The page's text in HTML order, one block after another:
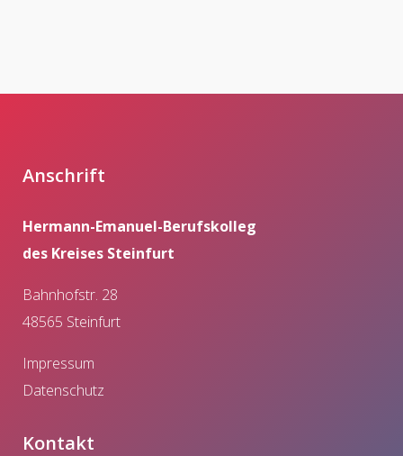
Anschrift
Hermann-Emanuel-Berufskolleg
des Kreises Steinfurt
Bahnhofstr. 28
48565 Steinfurt
Impressum
Datenschutz
Kontakt